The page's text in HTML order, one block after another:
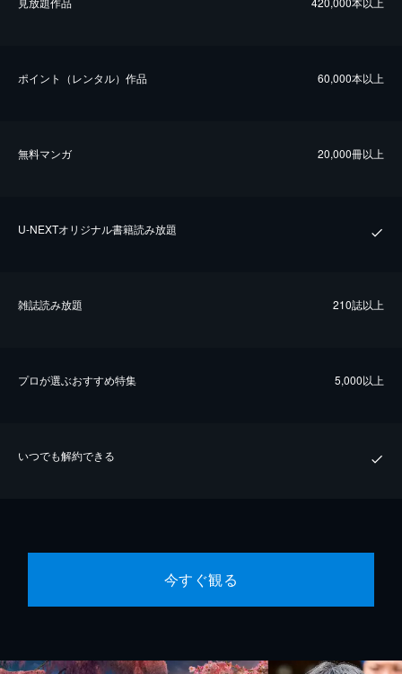
ポイント（レンタル）作品 60,000本以上
無料マンガ 20,000冊以上
U-NEXTオリジナル書籍読み放題
雑誌読み放題 210誌以上
プロが選ぶおすすめ特集 5,000以上
いつでも解約できる
今すぐ観る